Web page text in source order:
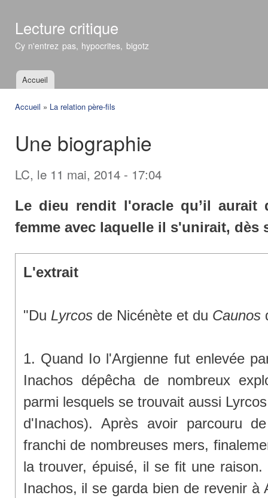
Lecture critique
Cy n'entrez pas, hypocrites, bigotz
Menu principal
Accueil
Accueil » La relation père-fils
Une biographie
LC, le 11 mai, 2014 - 17:04
Le dieu rendit l'oracle qu’il aurait
femme avec laquelle il s'unirait, dès
L'extrait
"Du Lyrcosde Nicénète et du Caunos
1. Quand Io l'Argienne fut enlevée
Inachos dépêcha de nombreux
parmi lesquels se trouvait aussi
d'Inachos). Après avoir parcouru
franchi de nombreuses mers,
la trouver, épuisé, il se fit une
Inachos, il se garda bien de revenir à